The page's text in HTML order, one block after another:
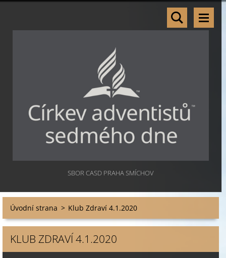
SBOR CASD PRAHA SMÍCHOV
Úvodní strana > Klub Zdraví 4.1.2020
KLUB ZDRAVÍ 4.1.2020